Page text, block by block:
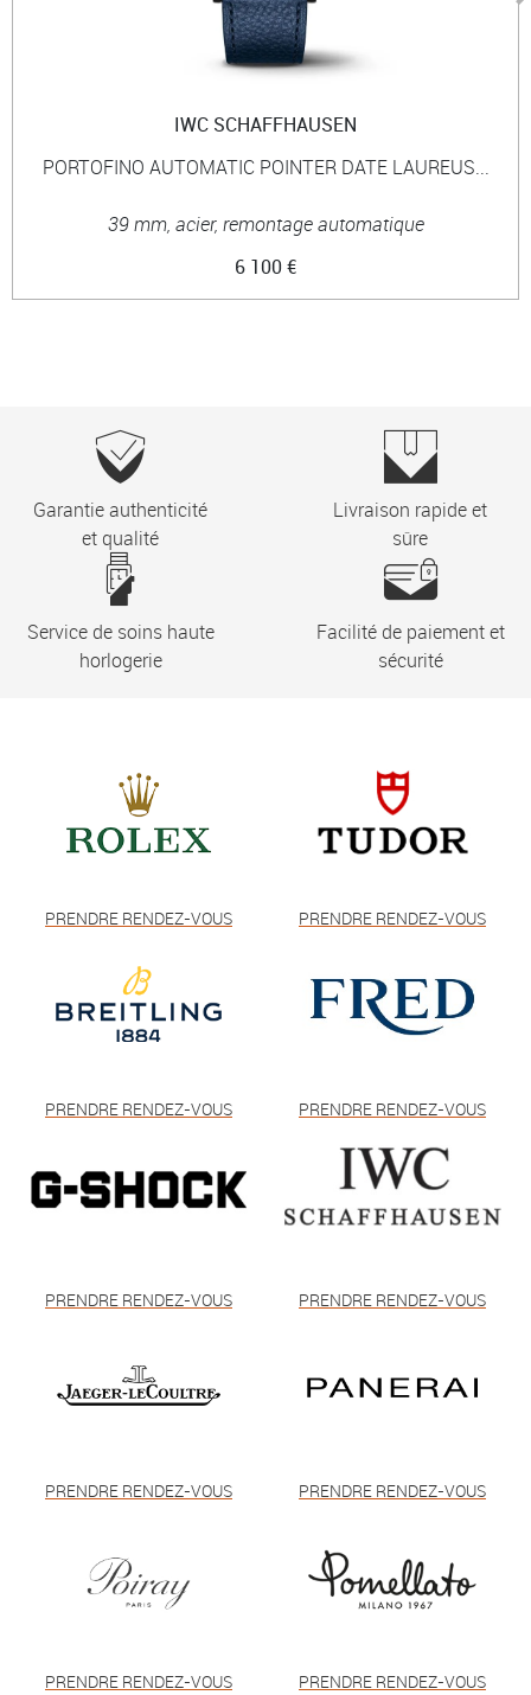
IWC SCHAFFHAUSEN
PORTOFINO AUTOMATIC POINTER DATE LAUREUS...
39 mm, acier, remontage automatique
6 100 €
Garantie authenticité
et qualité
Livraison rapide et
sûre
Service de soins haute
horlogerie
Facilité de paiement et
sécurité
PRENDRE RENDEZ-VOUS PRENDRE RENDEZ-VOUS
PRENDRE RENDEZ-VOUS PRENDRE RENDEZ-VOUS
PRENDRE RENDEZ-VOUS PRENDRE RENDEZ-VOUS
PRENDRE RENDEZ-VOUS PRENDRE RENDEZ-VOUS
PRENDRE RENDEZ-VOUS PRENDRE RENDEZ-VOUS